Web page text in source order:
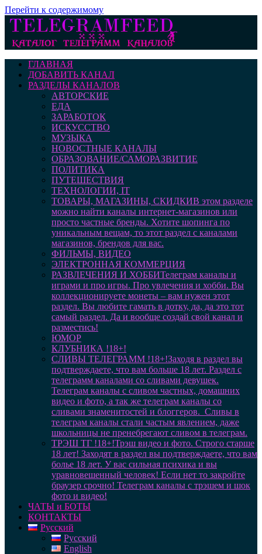
Перейти к содержимому
ГЛАВНАЯ
ДОБАВИТЬ КАНАЛ
РАЗДЕЛЫ КАНАЛОВ
АВТОРСКИЕ
ЕДА
ЗАРАБОТОК
ИСКУССТВО
МУЗЫКА
НОВОСТНЫЕ КАНАЛЫ
ОБРАЗОВАНИЕ/САМОРАЗВИТИЕ
ПОЛИТИКА
ПУТЕШЕСТВИЯ
ТЕХНОЛОГИИ, IT
ТОВАРЫ, МАГАЗИНЫ, СКИДКИВ этом разделе
можно найти каналы интернет-магазинов или
просто частные бренды. Хотите шопинга по
уникальным вещам, то этот раздел с каналами
магазинов, брендов для вас.
ФИЛЬМЫ, ВИДЕО
ЭЛЕКТРОННАЯ КОММЕРЦИЯ
РАЗВЛЕЧЕНИЯ И ХОББИТелеграм каналы и
играми и про игры. Про увлечения и хобби. Вы
коллекционируете монеты – вам нужен этот
раздел. Вы любите гамать в дотку, да, да это тот
самый раздел. Да и вообще создай свой канал и
разместись!
ЮМОР
КЛУБНИКА !18+!
СЛИВЫ ТЕЛЕГРАММ !18+!Заходя в раздел вы
подтверждаете, что вам больше 18 лет. Раздел с
телеграмм каналами со сливами девушек.
Телеграм каналы с сливом частных, домашних
видео и фото, а так же телеграм каналы со
сливами знаменитостей и блоггеров. Сливы в
телеграм каналы стали частым явлением, даже
школьницы не пренебрегают сливом в телеграм.
ТРЭШ ТГ !18+!Трэш видео и фото. Строго старше
18 лет! Заходят в раздел вы подтверждаете, что вам
болье 18 лет. У вас сильная психика и вы
уравновешенный человек! Если нет то закройте
браузер срочно! Телеграм каналы с трэшем и шок
фото и видео!
ЧАТЫ и БОТЫ
КОНТАКТЫ
Русский
Русский
English